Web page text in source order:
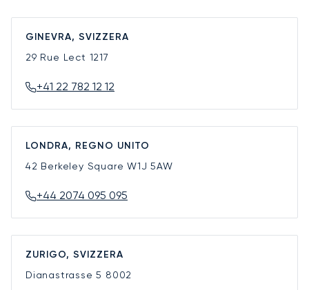
GINEVRA, SVIZZERA
29 Rue Lect 1217
+41 22 782 12 12
LONDRA, REGNO UNITO
42 Berkeley SquareW1J 5AW
+44 2074 095 095
ZURIGO, SVIZZERA
Dianastrasse 5 8002